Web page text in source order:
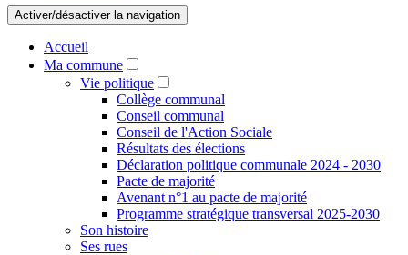
Activer/désactiver la navigation
Accueil
Ma commune
Vie politique
Collège communal
Conseil communal
Conseil de l'Action Sociale
Résultats des élections
Déclaration politique communale 2024 - 2030
Pacte de majorité
Avenant n°1 au pacte de majorité
Programme stratégique transversal 2025-2030
Son histoire
Ses rues